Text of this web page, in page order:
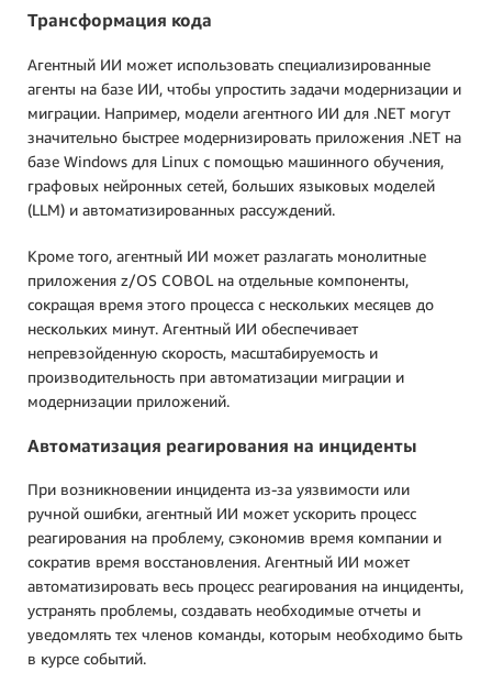
Трансформация кода
Агентный ИИ может использовать специализированные
агенты на базе ИИ, чтобы упростить задачи модернизации и
миграции. Например, модели агентного ИИ для .NET могут
значительно быстрее модернизировать приложения .NET на
базе Windows для Linux с помощью машинного обучения,
графовых нейронных сетей, больших языковых моделей
(LLM) и автоматизированных рассуждений.
Кроме того, агентный ИИ может разлагать монолитные
приложения z/OS COBOL на отдельные компоненты,
сокращая время этого процесса с нескольких месяцев до
нескольких минут. Агентный ИИ обеспечивает
непревзойденную скорость, масштабируемость и
производительность при автоматизации миграции и
модернизации приложений.
Автоматизация реагирования на инциденты
При возникновении инцидента из-за уязвимости или
ручной ошибки, агентный ИИ может ускорить процесс
реагирования на проблему, сэкономив время компании и
сократив время восстановления. Агентный ИИ может
автоматизировать весь процесс реагирования на инциденты,
устранять проблемы, создавать необходимые отчеты и
уведомлять тех членов команды, которым необходимо быть
в курсе событий.